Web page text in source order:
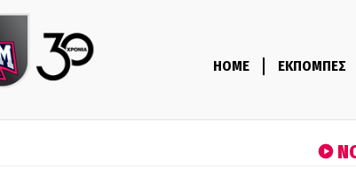
HOME ΕΚΠΟΜΠΕΣ